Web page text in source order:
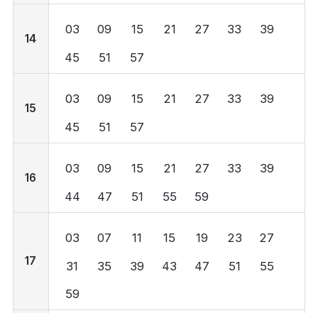
14
03 09 15 21 27 33
39
45
51 57
15
03 09 15 21 27 33
39
45
51 57
16
03 09 15 21 27 33
39
44
47 51 55 59
17
03 07 11 15 19 23
27
31
35 39 43 47 51
55
59